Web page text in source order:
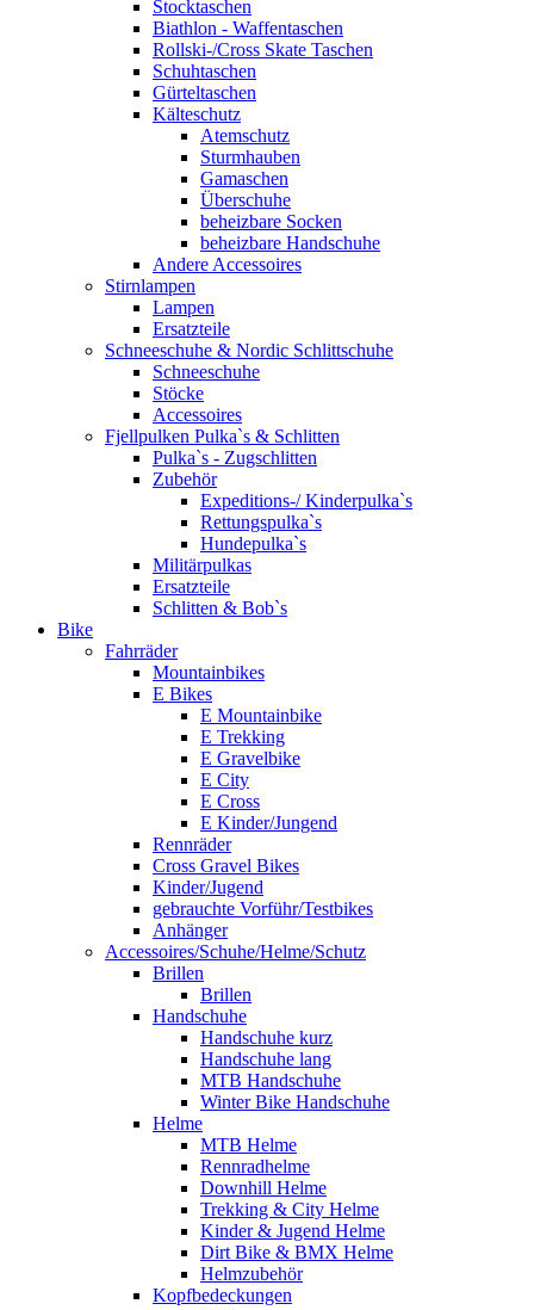
Stocktaschen
Biathlon - Waffentaschen
Rollski-/Cross Skate Taschen
Schuhtaschen
Gürteltaschen
Kälteschutz
Atemschutz
Sturmhauben
Gamaschen
Überschuhe
beheizbare Socken
beheizbare Handschuhe
Andere Accessoires
Stirnlampen
Lampen
Ersatzteile
Schneeschuhe & Nordic Schlittschuhe
Schneeschuhe
Stöcke
Accessoires
Fjellpulken Pulka`s & Schlitten
Pulka`s - Zugschlitten
Zubehör
Expeditions-/ Kinderpulka`s
Rettungspulka`s
Hundepulka`s
Militärpulkas
Ersatzteile
Schlitten & Bob`s
Bike
Fahrräder
Mountainbikes
E Bikes
E Mountainbike
E Trekking
E Gravelbike
E City
E Cross
E Kinder/Jungend
Rennräder
Cross Gravel Bikes
Kinder/Jugend
gebrauchte Vorführ/Testbikes
Anhänger
Accessoires/Schuhe/Helme/Schutz
Brillen
Brillen
Handschuhe
Handschuhe kurz
Handschuhe lang
MTB Handschuhe
Winter Bike Handschuhe
Helme
MTB Helme
Rennradhelme
Downhill Helme
Trekking & City Helme
Kinder & Jugend Helme
Dirt Bike & BMX Helme
Helmzubehör
Kopfbedeckungen